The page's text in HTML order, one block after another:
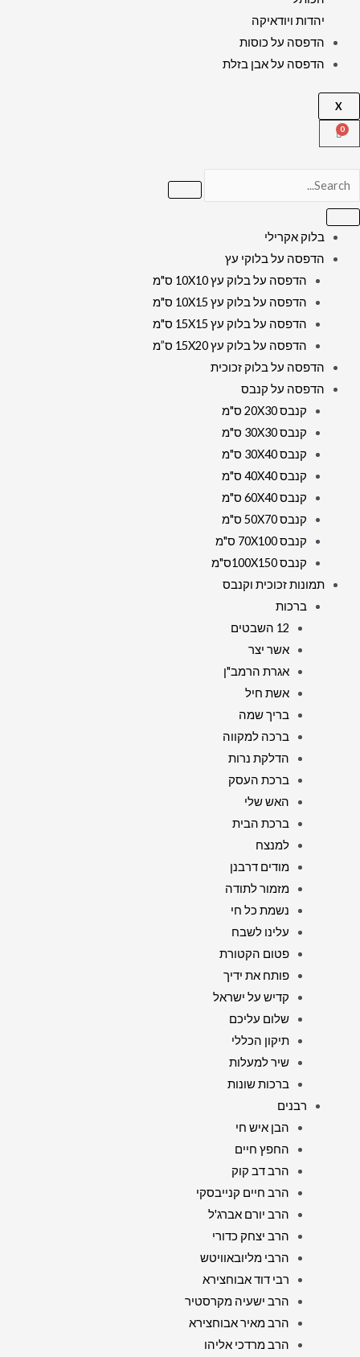
יהדות ויודאיקה
הדפסה על כוסות
הדפסה על אבן בזלת
X
בלוק אקרילי
הדפסה על בלוקי עץ
הדפסה על בלוק עץ 10X10 ס"מ
הדפסה על בלוק עץ 10X15 ס"מ
הדפסה על בלוק עץ 15X15 ס"מ
הדפסה על בלוק עץ 15X20 ס”מ
הדפסה על בלוק זכוכית
הדפסה על קנבס
קנבס 20X30 ס"מ
קנבס 30X30 ס"מ
קנבס 30X40 ס"מ
קנבס 40X40 ס"מ
קנבס 60X40 ס"מ
קנבס 50X70 ס"מ
קנבס 70X100 ס"מ
קנבס 100X150ס"מ
תמונות זכוכית וקנבס
ברכות
12 השבטים
אשר יצר
אגרת הרמב"ן
אשת חיל
בריך שמה
ברכה למקווה
הדלקת נרות
ברכת העסק
האש שלי
ברכת הבית
למנצח
מודים דרבנן
מזמור לתודה
נשמת כל חי
עלינו לשבח
פטום הקטורת
פותח את ידיך
קדיש על ישראל
שלום עליכם
תיקון הכללי
שיר למעלות
ברכות שונות
רבנים
הבן איש חי
החפץ חיים
הרב דב קוק
הרב חיים קנייבסקי
הרב יורם אברג'ל
הרב יצחק כדורי
הרבי מליובאוויטש
רבי דוד אבוחצירא
הרב ישעיה מקרסטיר
הרב מאיר אבוחצירא
הרב מרדכי אליהו